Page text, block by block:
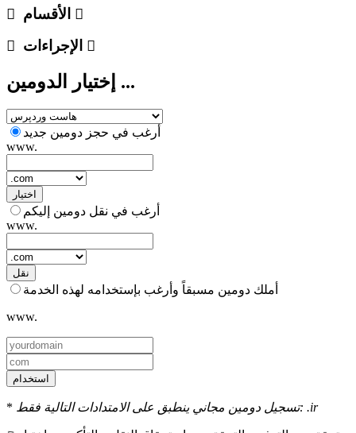
إختيار الدومين ...
أرغب في حجز دومين جديد
www.
اختيار
أرغب في نقل دومين إليكم
www.
نقل
أملك دومين مسبقاً وأرغب بإستخدامه لهذه الخدمة
www.
استخدام
* تسجيل دومين مجاني ينطبق على الامتدادات التالية فقط: .ir